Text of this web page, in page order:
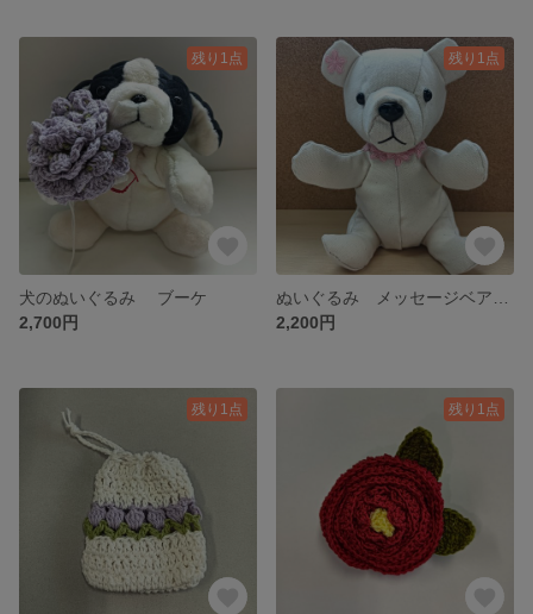
残り1点
犬のぬいぐるみ ブーケ
2,700円
残り1点
2,200円
残り1点 残り1点